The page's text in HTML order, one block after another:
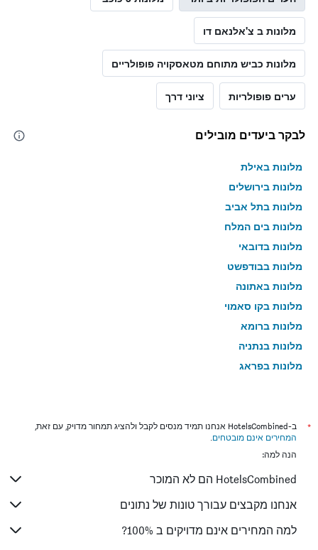
מלונות ב צ'אלנאם דו
מלונות כביש מתוחם מטאסקויה פופולריים
ערים פופולריות ציוני דרך
לבקר ביעדים מובילים
מלונות באילת
מלונות בירושלים
מלונות בתל אביב
מלונות בים המלח
מלונות בדובאי
מלונות בבודפשט
מלונות באתונה
מלונות בקו סאמוי
מלונות ברומא
מלונות בנתניה
מלונות בפראג
מלונות בניו יורק
מלונות בבנגקוק
מלונות בבוקרשט
מלונות בפאפוס
מלונות בלימסול
*
ב-HotelsCombined אנחנו תמיד מנסים לקבל ולהציג תמחור מדויק, עם זאת,
המחירים אינם מובטחים.
הנה למה:
HotelsCombined הם לא המוכר
אנחנו מקבצים עבורך טונות של נתונים
למה המחירים אינם מדויקים ב 100%?